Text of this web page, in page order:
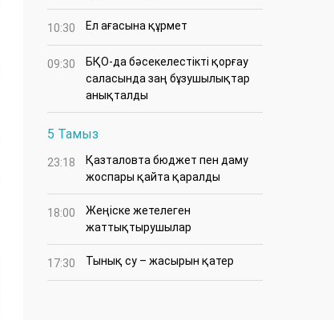
10:30 Ел ағасына құрмет
09:30
БҚО-да бәсекелестікті қорғау
саласында заң бұзушылықтар
анықталды
5 Тамыз
23:18
Қазталовта бюджет пен даму
жоспары қайта қаралды
18:00
Жеңіске жетелеген
жаттықтырушылар
17:30 Тынық су – жасырын қатер